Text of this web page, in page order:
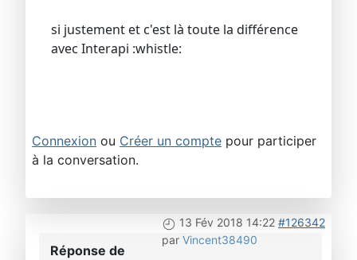
si justement et c'est là toute la différence
avec Interapi :whistle:
Connexion ou Créer un compte pour participer
à la conversation.
13 Fév 2018 14:22 #126342
par Vincent38490
Réponse de